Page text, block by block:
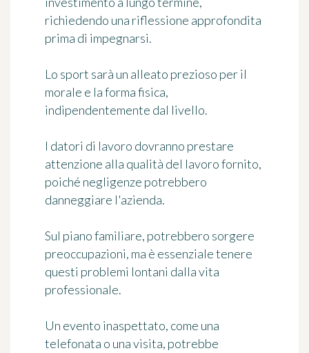
richiedendo una riflessione approfondita
prima di impegnarsi.
Lo sport sarà un alleato prezioso per il
morale e la forma fisica,
indipendentemente dal livello.
I datori di lavoro dovranno prestare
attenzione alla qualità del lavoro fornito,
poiché negligenze potrebbero
danneggiare l'azienda.
Sul piano familiare, potrebbero sorgere
preoccupazioni, ma è essenziale tenere
questi problemi lontani dalla vita
professionale.
Un evento inaspettato, come una
telefonata o una visita, potrebbe